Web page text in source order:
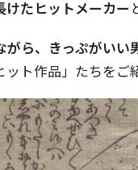
けたヒットメーカー
がら、きっぷがいい
ト作品」たちをご